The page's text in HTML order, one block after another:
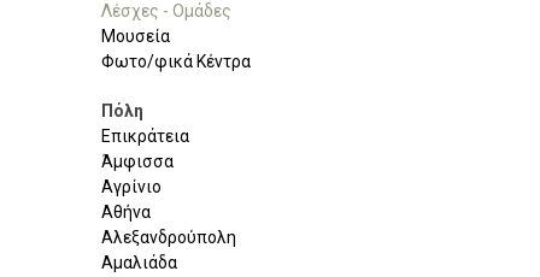
Λέσχες - Ομάδες
Μουσεία
Φωτο/φικά Κέντρα
Πόλη
Επικράτεια
Άμφισσα
Αγρίνιο
Αθήνα
Αλεξανδρούπολη
Αμαλιάδα